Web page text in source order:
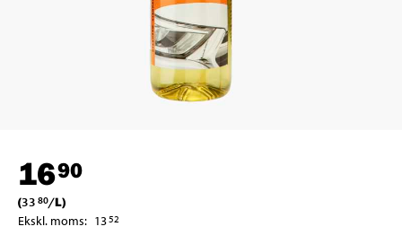
1690
(33 80/L)
Ekskl. moms: 1352